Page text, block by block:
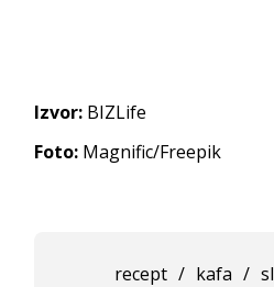
Izvor: BIZLife
Foto: Magnific/Freepik
recept / kafa /